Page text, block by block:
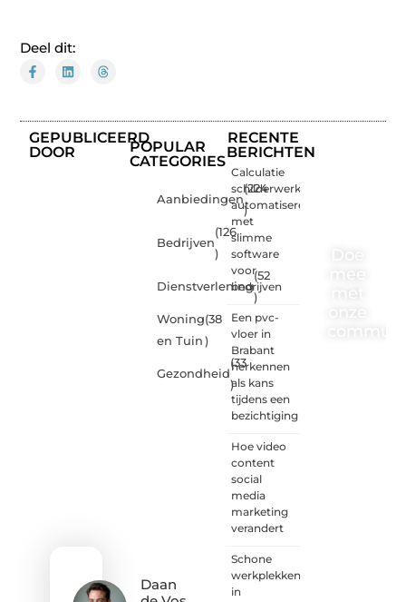
Deel dit:
GEPUBLICEERD
DOOR
Daan
POPULAR
CATEGORIES
Aanbiedingen
(224
)
Bedrijven
(126
)
Dienstverlening
(52
)
Woning
en Tuin
(38
)
Gezondheid
(33
)
RECENTE
BERICHTEN
Calculatie
schilderwerk
automatiseren
met
slimme
software
voor
bedrijven
Een pvc-
vloer in
Brabant
herkennen
als kans
tijdens een
bezichtiging
Hoe video
content
social
media
marketing
verandert
Schone
werkplekken
in